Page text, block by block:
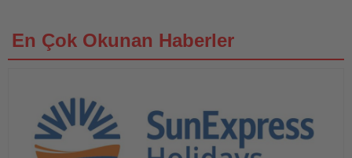
En Çok Okunan Haberler